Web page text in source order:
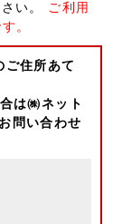
い。 ご利用
。
ご住所あて
は㈱ネット
問い合わせ